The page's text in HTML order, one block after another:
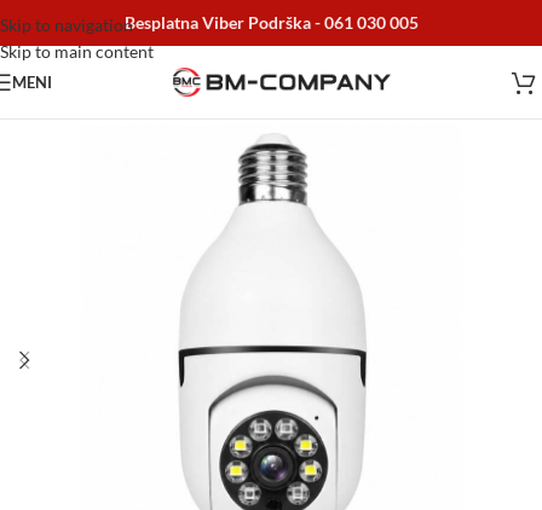
Skip to navigation
Skip to main content
Besplatna Viber Podrška -061 030 005
MENI